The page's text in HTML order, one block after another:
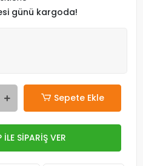
günü kargoda!
Sepete Ekle
SİPARİŞ VER